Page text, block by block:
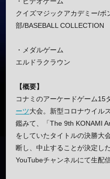
クイズマジックアカデミー/ボ
部/BASEBALL COLLECTION
・メダルゲーム
エルドラクラウン
【概要】
コナミのアーケードゲーム15
ーツ大会。新型コロナウイル
鑑みて、「The 9th KONAMI
をしていたタイトルの決勝大
断し、中止することが決定し
YouTubeチャンネルにて生配